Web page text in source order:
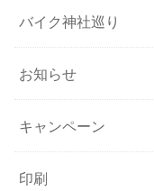
バイク神社巡り
お知らせ
キャンペーン
印刷